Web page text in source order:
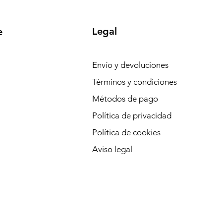
Legal
Envío y devoluciones
Términos y condiciones
Métodos de pago
Política de privacidad
Política de cookies
Aviso legal